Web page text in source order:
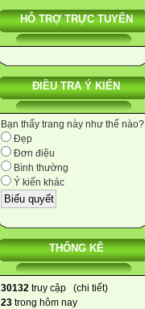
HỖ TRỢ TRỰC TUYẾN
ĐIỀU TRA Ý KIẾN
Bạn thấy trang này như thế nào?
Đẹp
Đơn điệu
Bình thường
Ý kiến khác
THỐNG KÊ
30132 truy cập (chi tiết)
23 trong hôm nay